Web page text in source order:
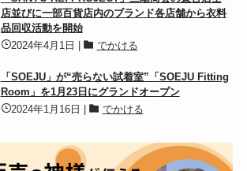
店並びに一部百貨店内のブランド各店舗から衣料
品回収活動を開始
2024年4月1日
でかける
「SOEJU」が“売らない試着室”「SOEJU Fitting
Room」を1月23日にグランドオープン
2024年1月16日 | でかける